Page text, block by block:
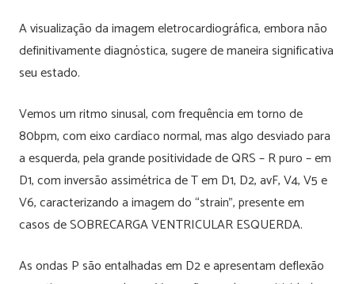
A visualização da imagem eletrocardiográfica, embora não
definitivamente diagnóstica, sugere de maneira significativa
seu estado.
Vemos um ritmo sinusal, com frequência em torno de
80bpm, com eixo cardíaco normal, mas algo desviado para
a esquerda, pela grande positividade de QRS – R puro – em
D1, com inversão assimétrica de T em D1, D2, avF, V4, V5 e
V6, caracterizando a imagem do “strain”, presente em
casos de SOBRECARGA VENTRICULAR ESQUERDA.
As ondas P são entalhadas em D2 e apresentam deflexão